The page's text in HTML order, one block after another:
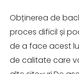
Obținerea de
proces dificil și
de a face acest
de calitate care